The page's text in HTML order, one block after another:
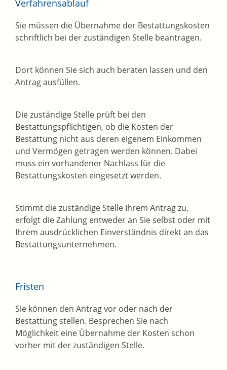
Verfahrensablauf
Sie müssen die Übernahme der Bestattungskosten
schriftlich bei der zuständigen Stelle beantragen.
Dort können Sie sich auch beraten lassen und den
Antrag ausfüllen.
Die zuständige Stelle prüft bei den
Bestattungspflichtigen, ob die Kosten der
Bestattung nicht aus deren eigenem Einkommen
und Vermögen getragen werden können. Dabei
muss ein vorhandener Nachlass für die
Bestattungskosten eingesetzt werden.
Stimmt die zuständige Stelle Ihrem Antrag zu,
erfolgt die Zahlung entweder an Sie selbst oder mit
Ihrem ausdrücklichen Einverständnis direkt an das
Bestattungsunternehmen.
Fristen
Sie können den Antrag vor oder nach der
Bestattung stellen. Besprechen Sie nach
Möglichkeit eine Übernahme der Kosten schon
vorher mit der zuständigen Stelle.